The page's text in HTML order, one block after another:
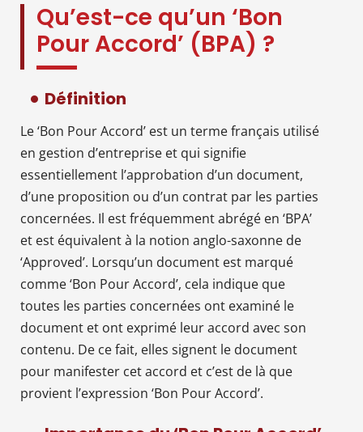
Qu’est-ce qu’un ‘Bon
Pour Accord’ (BPA) ?
Définition
Le ‘Bon Pour Accord’ est un terme français utilisé
en gestion d’entreprise et qui signifie
essentiellement l’approbation d’un document,
d’une proposition ou d’un contrat par les parties
concernées. Il est fréquemment abrégé en ‘BPA’
et est équivalent à la notion anglo-saxonne de
‘Approved’. Lorsqu’un document est marqué
comme ‘Bon Pour Accord’, cela indique que
toutes les parties concernées ont examiné le
document et ont exprimé leur accord avec son
contenu. De ce fait, elles signent le document
pour manifester cet accord et c’est de là que
provient l’expression ‘Bon Pour Accord’.